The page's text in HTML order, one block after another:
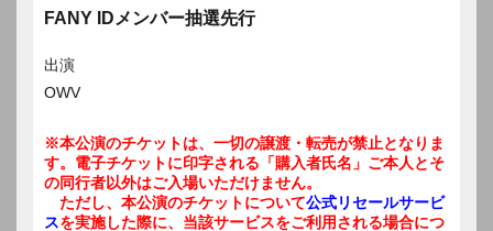
FANY IDメンバー抽選先行
出演
OWV
※本公演のチケットは、一切の譲渡・転売が禁止となりま
す。電子チケットに印字される「購入者氏名」ご本人とそ
の同行者以外はご入場いただけません。
ただし、本公演のチケットについて公式リセールサービ
スを実施した際に、当該サービスをご利用される場合につ